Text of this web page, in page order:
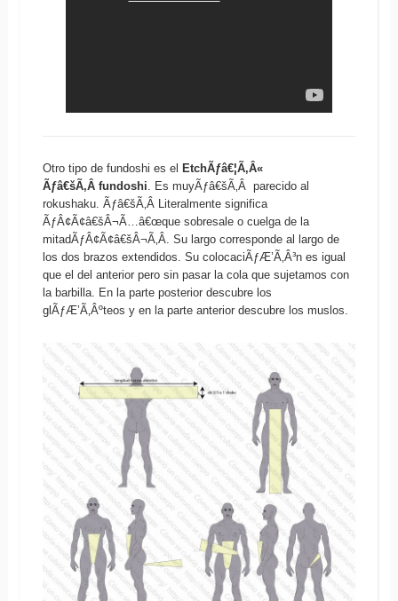
Otro tipo de fundoshi es el EtchÃƒâ€¦Ã‚Â«
Ãƒâ€šÃ‚Â fundoshi. Es muyÃƒâ€šÃ‚Â parecido al
rokushaku. Ãƒâ€šÃ‚Â Literalmente significa
ÃƒÂ¢Ã¢â€šÂ¬Ã…â€œque sobresale o cuelga de la
mitadÃƒÂ¢Ã¢â€šÂ¬Ã‚Â. Su largo corresponde al largo de
los dos brazos extendidos. Su colocaciÃƒÆ’Ã‚Â³n es igual
que el del anterior pero sin pasar la cola que sujetamos con
la barbilla. En la parte posterior descubre los
glÃƒÆ’Ã‚Âºteos y en la parte anterior descubre los muslos.